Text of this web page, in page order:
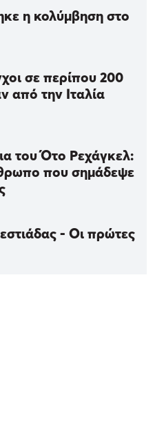
η κολύμβηση στο
σε περίπου 200
από την Ιταλία
του Ότο Ρεχάγκελ:
που σημάδεψε
- Οι πρώτες